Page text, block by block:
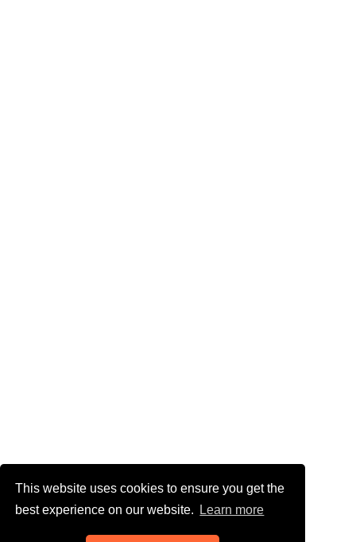
This website uses cookies to ensure you get the
best experience on our website.
Learn more